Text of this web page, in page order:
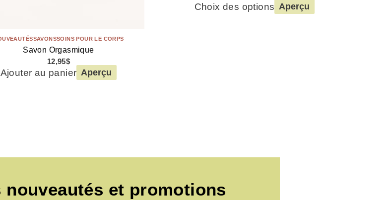
SAVONSSOINS POUR LE CORPS
Savon Orgasmique
12,95$
Ajouter au panier Aperçu
Choix des options Aperçu
et promotions